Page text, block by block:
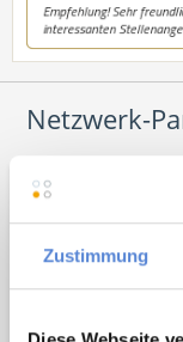
Zustimmung
Netzwerk-